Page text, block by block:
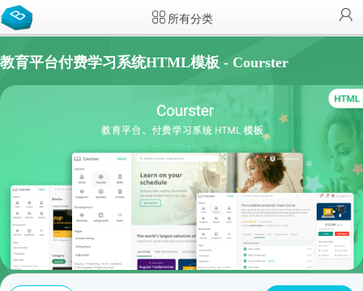
所有分类
教育平台付费学习系统HTML模板 - Courster